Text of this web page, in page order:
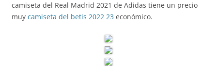
camiseta del Real Madrid 2021 de Adidas tiene un precio
muy camiseta del betis 2022 23 económico.